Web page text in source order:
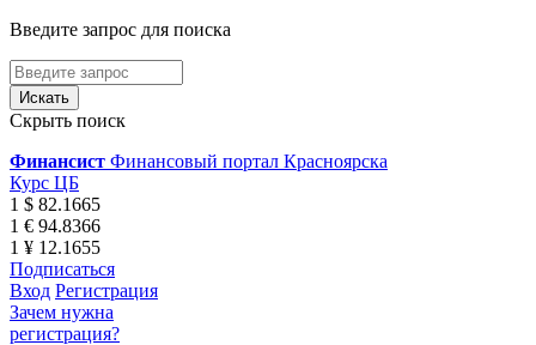
Введите запрос для поиска
Скрыть поиск
Финансист Финансовый портал Красноярска
Курс ЦБ
1 $ 82.1665
1 € 94.8366
1 ¥ 12.1655
Подписаться
Вход Регистрация
Зачем нужна
регистрация?